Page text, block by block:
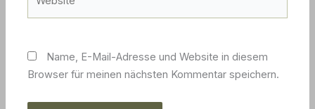
Name, E-Mail-Adresse und Website in diesem
Browser für meinen nächsten Kommentar speichern.